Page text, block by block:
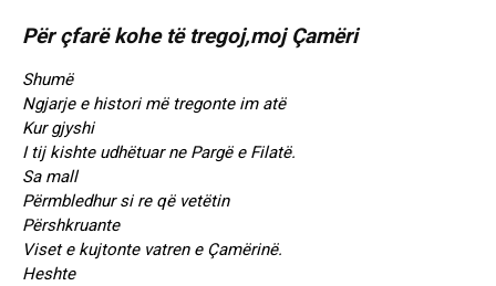
Për çfarë kohe të tregoj,moj Çamëri
Shumë
Ngjarje e histori më tregonte im atë
Kur gjyshi
I tij kishte udhëtuar ne Pargë e Filatë.
Sa mall
Përmbledhur si re që vetëtin
Përshkruante
Viset e kujtonte vatren e Çamërinë.
Heshte